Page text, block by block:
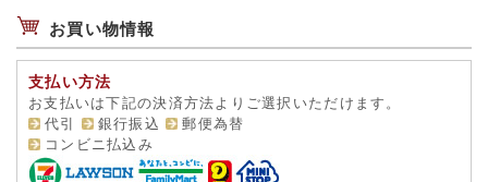
お買い物情報
支払い方法
お支払いは下記の決済方法よりご選択いただけます。
代引
銀行振込
郵便為替
コンビニ払込み